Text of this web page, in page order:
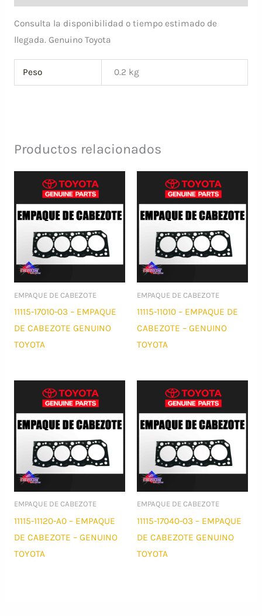
Consulta la disponibilidad o tiempo estimado de
llegada. Genuino Toyota
Peso 0.2 kg
Productos relacionados
EMPAQUE DE CABEZOTE
11115-17010-03 – EMPAQUE
DE CABEZOTE GENUINO
TOYOTA
EMPAQUE DE CABEZOTE
11115-11010 – EMPAQUE DE
CABEZOTE – GENUINO
TOYOTA
EMPAQUE DE CABEZOTE
11115-11120-A0 – EMPAQUE
DE CABEZOTE – GENUINO
TOYOTA
EMPAQUE DE CABEZOTE
11115-17040-03 – EMPAQUE
DE CABEZOTE GENUINO
TOYOTA